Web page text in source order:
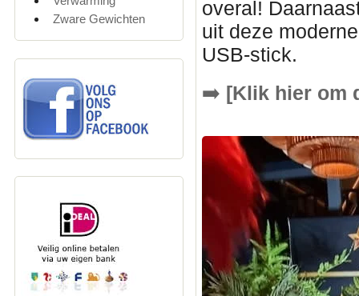
Zware Gewichten
overal!
uit deze
USB-stick.
➡️ [Klik hier om